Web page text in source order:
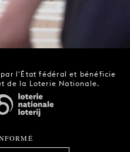
l'État fédéral et bénéficie
de la Loterie Nationale.